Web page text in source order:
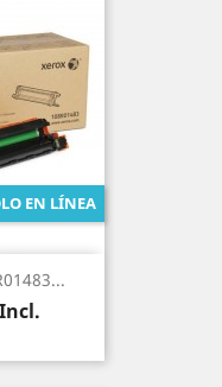
EN LÍNEA